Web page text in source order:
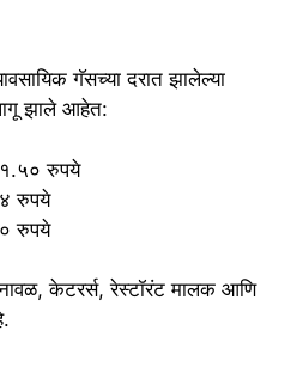
गॅसच्या दरात झालेल्या
झाले आहेत:
रुपये
रुपये
रुपये
केटरर्स, रेस्टॉरंट मालक आणि